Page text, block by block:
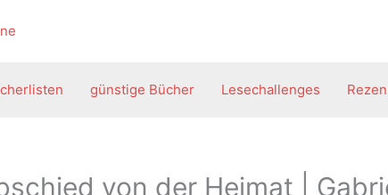
günstige Bücher Lesechallenges
von der Heimat |